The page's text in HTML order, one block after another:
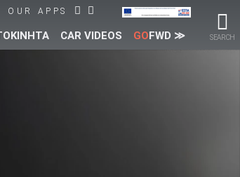
SEARCH
OUR APPS
CAR VIDEOS GOFWD ≫